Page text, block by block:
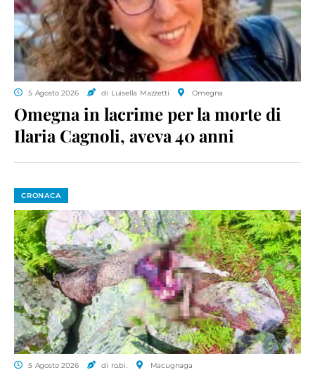
5 Agosto 2026 di Luisella Mazzetti Omegna
Omegna in lacrime per la morte di
Ilaria Cagnoli, aveva 40 anni
CRONACA
5 Agosto 2026 di ro.bi. Macugnaga